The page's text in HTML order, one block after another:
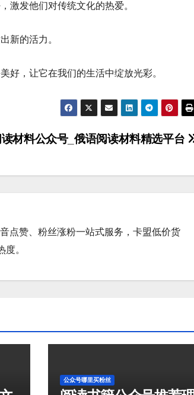
激发他们对传统文化的热爱。
新的活力。
好，让它在我们的生活中绽放光彩。
材料公众号_俄语阅读材料精选平台
点赞、粉丝涨粉一站式服务，卡盟低价货
。
公众号哪里买粉丝